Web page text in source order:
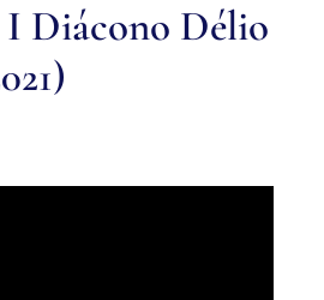
Diácono Délio